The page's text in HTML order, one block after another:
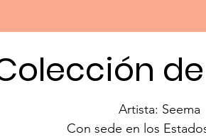
Artista: Seema
Con sede en los